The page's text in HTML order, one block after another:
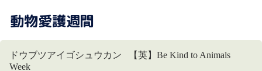
動物愛護週間
ドウブツアイゴシュウカン 【英】Be Kind to Animals
Week